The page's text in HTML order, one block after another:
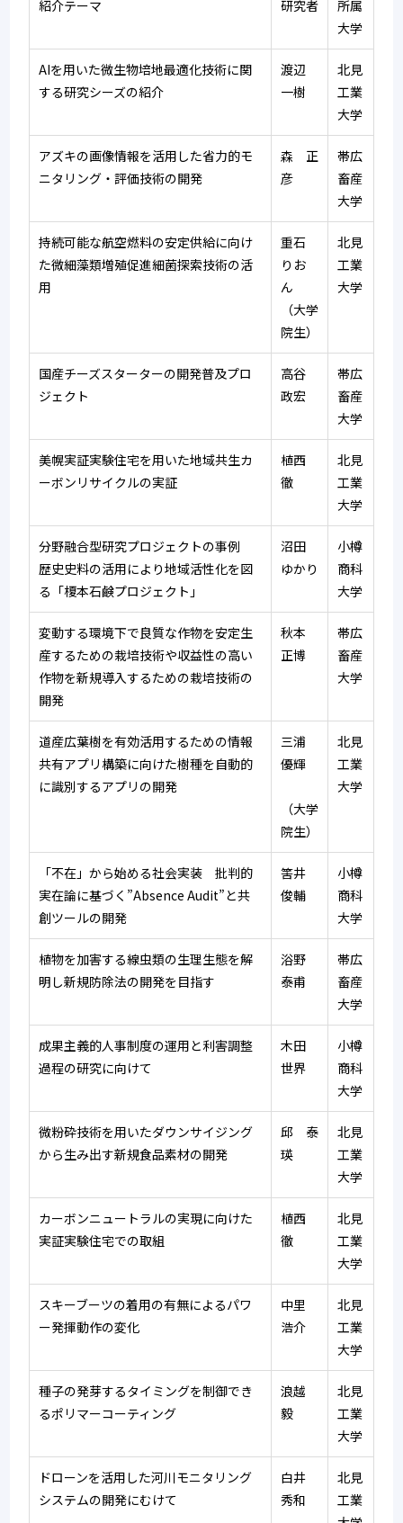
紹介テーマ 研究者
所属
大学
AIを用いた微生物培地最適化技術に関
する研究シーズの紹介
渡辺
一樹
北見
工業
大学
アズキの画像情報を活用した省力的モ
ニタリング・評価技術の開発
森　正
彦
帯広
畜産
大学
持続可能な航空燃料の安定供給に向け
た微細藻類増殖促進細菌探索技術の活
用
重石
りお
ん
（大学
院生）
北見
工業
大学
国産チーズスターターの開発普及プロ
ジェクト
高谷
政宏
帯広
畜産
大学
美幌実証実験住宅を用いた地域共生カ
ーボンリサイクルの実証
植西
徹
北見
工業
大学
分野融合型研究プロジェクトの事例
歴史史料の活用により地域活性化を図
る「榎本石鹸プロジェクト」
沼田
ゆかり
小樽
商科
大学
変動する環境下で良質な作物を安定生
産するための栽培技術や収益性の高い
作物を新規導入するための栽培技術の
開発
秋本
正博
帯広
畜産
大学
道産広葉樹を有効活用するための情報
共有アプリ構築に向けた樹種を自動的
に識別するアプリの開発
三浦
優輝
（大学
院生）
北見
工業
大学
「不在」から始める社会実装　批判的
実在論に基づく”Absence Audit”と共
創ツールの開発
筈井
俊輔
小樽
商科
大学
植物を加害する線虫類の生理生態を解
明し新規防除法の開発を目指す
浴野
泰甫
帯広
畜産
大学
成果主義的人事制度の運用と利害調整
過程の研究に向けて
木田
世界
小樽
商科
大学
微粉砕技術を用いたダウンサイジング
から生み出す新規食品素材の開発
邱　泰
瑛
北見
工業
大学
カーボンニュートラルの実現に向けた
実証実験住宅での取組
植西
徹
北見
工業
大学
スキーブーツの着用の有無によるパワ
ー発揮動作の変化
中里
浩介
北見
工業
大学
種子の発芽するタイミングを制御でき
るポリマーコーティング
浪越
毅
北見
工業
大学
ドローンを活用した河川モニタリング
システムの開発にむけて
白井
秀和
北見
工業